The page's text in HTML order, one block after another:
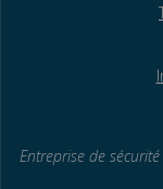
Entreprise de